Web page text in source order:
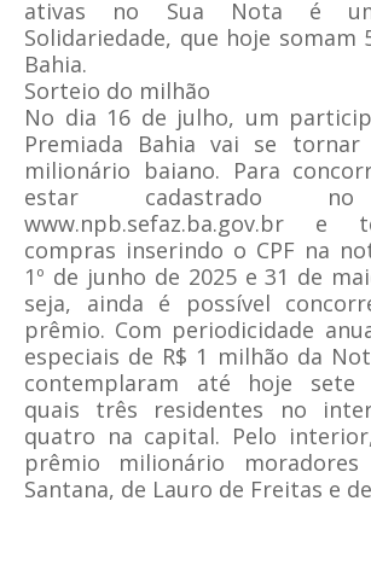
ativas no Sua Nota é
Solidariedade, que hoje somam
Bahia.
Sorteio do milhão
No dia 16 de julho, um
Premiada Bahia vai se
milionário baiano. Para
estar cadastrado no
www.npb.sefaz.ba.gov.br e
compras inserindo o CPF na
1º de junho de 2025 e 31 de
seja, ainda é possível
prêmio. Com periodicidade
especiais de R$ 1 milhão da
contemplaram até hoje sete
quais três residentes no
quatro na capital. Pelo
prêmio milionário
Santana, de Lauro de Freitas e